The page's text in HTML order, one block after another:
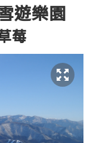
遊樂園
莓